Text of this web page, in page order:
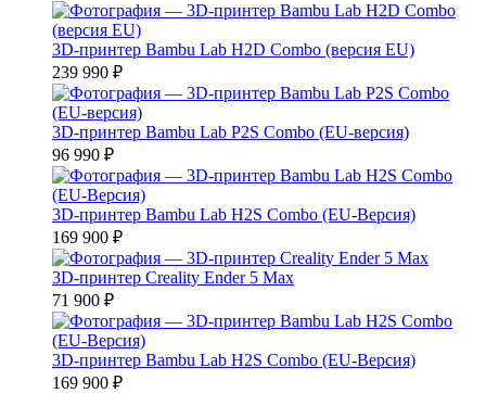
3D-принтер Bambu Lab H2D Combo (версия EU)
239 990 ₽
3D-принтер Bambu Lab P2S Combo (EU-версия)
96 990 ₽
3D-принтер Bambu Lab H2S Combo (EU-Версия)
169 900 ₽
3D-принтер Creality Ender 5 Max
71 900 ₽
3D-принтер Bambu Lab H2S Combo (EU-Версия)
169 900 ₽